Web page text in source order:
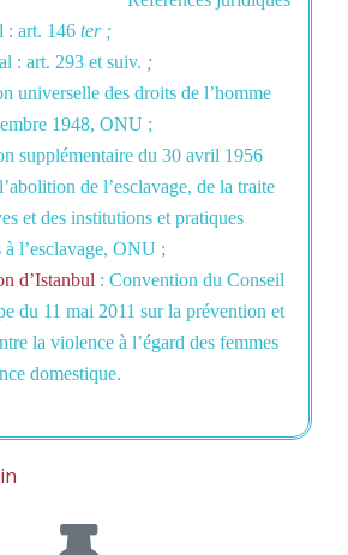
: art. 146 ter ;
: art. 293 et suiv. ;
universelle des droits de l’homme
1948, ONU ;
supplémentaire du 30 avril 1956
de l’esclavage, de la traite
et des institutions et pratiques
à l’esclavage, ONU ;
d’Istanbul : Convention du Conseil
du 11 mai 2011 sur la prévention et
la violence à l’égard des femmes
domestique.